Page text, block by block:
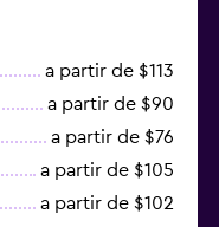
a partir de $113
a partir de $90
a partir de $76
a partir de $105
a partir de $102